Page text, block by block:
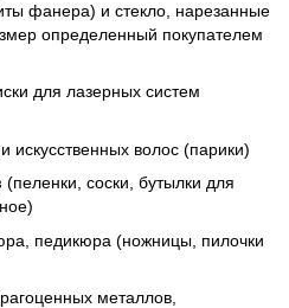
фанера) и стекло, нарезанные
определенный покупателем
для лазерных систем
искусственных волос (парики)
(пеленки, соски, бутылки для
педикюра (ножницы, пилочки
металлов,